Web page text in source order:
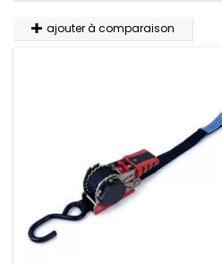
ajouter à comparaison